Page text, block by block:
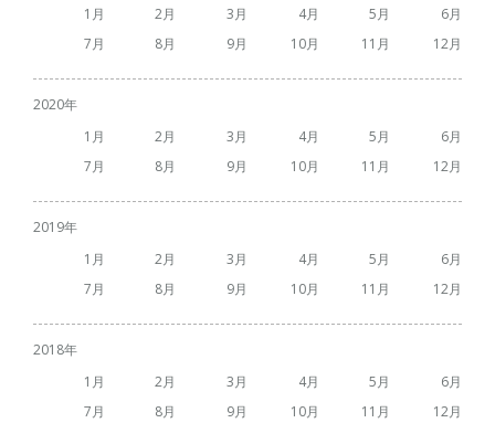
1
2 3 4 5
6
7
8 9 10 11 12
2020
1
2 3 4 5
6
7
8 9 10 11 12
2019
1
2 3 4 5
6
7
8 9 10 11 12
2018
1
2 3 4 5
6
7
8 9 10 11 12